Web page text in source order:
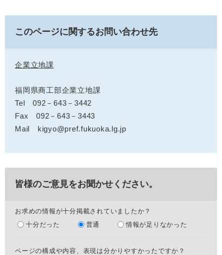
このページに関するお問い合わせ先
企業立地課
福岡県商工部企業立地課
Tel 092－643－3442
Fax 092－643－3443
Mail kigyo@pref.fukuoka.lg.jp
皆様のご意見をお聞かせください。
お求めの情報が十分掲載されていましたか？
十分だった
普通 情報が足りなかった
ページの構成や内容、表現は分かりやすかったですか？